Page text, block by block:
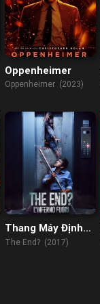
Oppenheimer
Oppenheimer (2023)
Thang Máy Định
Mệnh
The End? (2017)